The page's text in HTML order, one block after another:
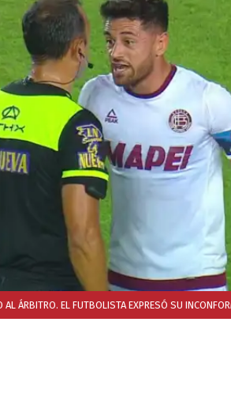
AL ÁRBITRO. EL FUTBOLISTA EXPRESÓ SU